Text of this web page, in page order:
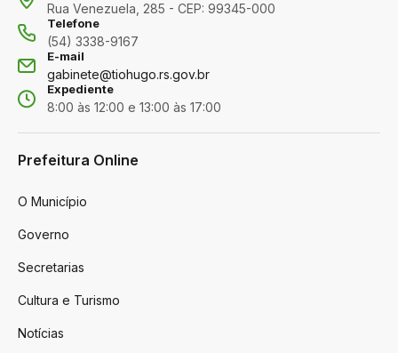
Rua Venezuela, 285 - CEP: 99345-000
Telefone
(54) 3338-9167
E-mail
gabinete@tiohugo.rs.gov.br
Expediente
8:00 às 12:00 e 13:00 às 17:00
Prefeitura Online
O Município
Governo
Secretarias
Cultura e Turismo
Notícias